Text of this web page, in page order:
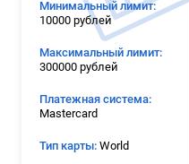
Минимальный лимит:
10000 рублей
Максимальный лимит:
300000 рублей
Платежная система:
Mastercard
Тип карты: World